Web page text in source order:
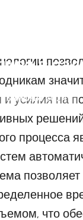
в
25 ИЮНЯ 2024
усилия на
процесса
что